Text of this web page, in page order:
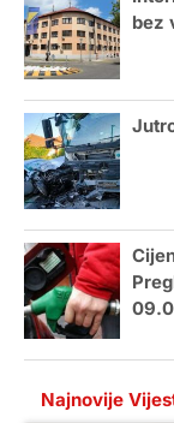
bez
Najnovije